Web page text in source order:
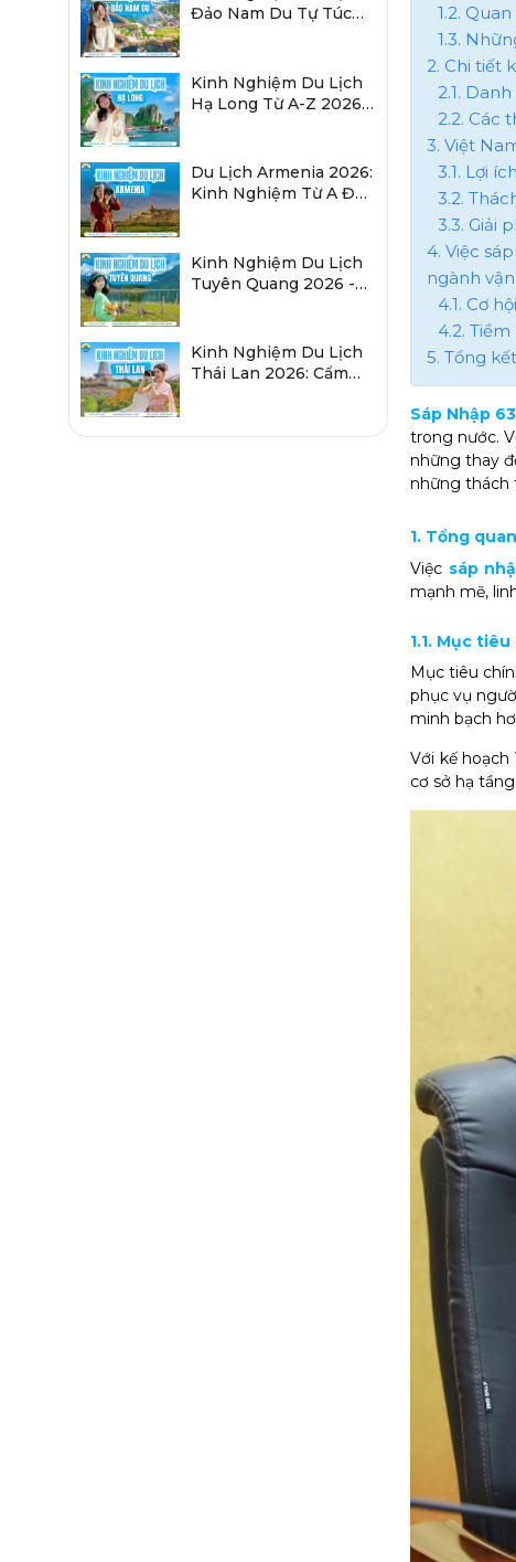
1.2.
1.3.
2. Chi tiết
2.1.
2.2. Các
3. Việt
3.1. Lợi
3.2.
3.3. Giải
4. Việc
ngành
4.1. Cơ
4.2.
5. Tổng kết
Sáp Nhập
trong nước.
những thay
những thách
1. Tổng
Việc sáp
mạnh mẽ,
1.1. Mục
Mục tiêu
phục vụ
minh bạch
Với kế
cơ sở hạ
Đảo Nam Du Tự Túc
Kinh Nghiệm Du Lịch
Hạ Long Từ A-Z 2026:
Du Lịch Armenia 2026:
Kinh Nghiệm Từ A Đến
Kinh Nghiệm Du Lịch
Tuyên Quang 2026 -
Kinh Nghiệm Du Lịch
Thái Lan 2026: Cẩm